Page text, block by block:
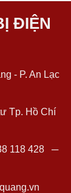
ĐIỆN
- P. An Lạc
Tp. Hồ Chí
118 428─